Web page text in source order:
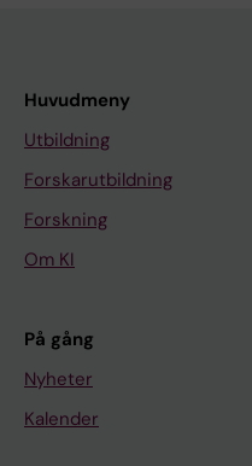
Huvudmeny
Utbildning
Forskarutbildning
Forskning
Om KI
På gång
Nyheter
Kalender